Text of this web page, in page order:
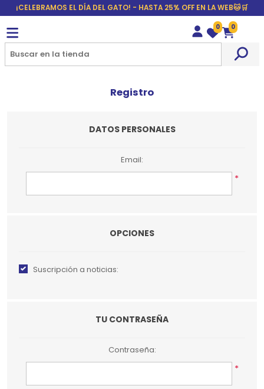
¡CELEBRAMOS EL DÍA DEL GATO! - HASTA 25% OFF EN LA WEB🐱🛒
Wishlist
0
Carrito
0
Registro
DATOS PERSONALES
Email:
*
OPCIONES
Suscripción a noticias:
TU CONTRASEÑA
Contraseña:
*